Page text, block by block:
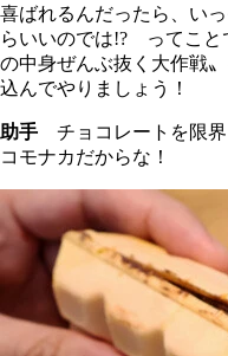
喜ばれるんだったら、い
らいいのでは!? ってこと
の中身ぜんぶ抜く大作戦
込んでやりましょう！
助手 チョコレートを限界
コモナカだからな！